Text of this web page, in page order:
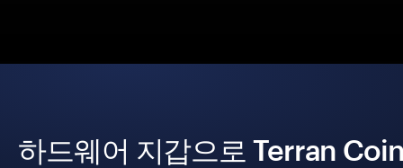
하드웨어 지갑으로 Terran